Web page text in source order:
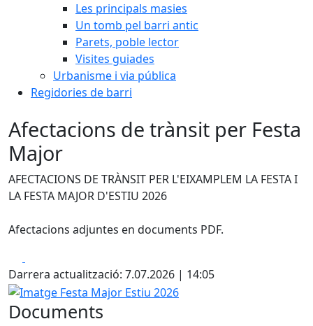
Les principals masies
Un tomb pel barri antic
Parets, poble lector
Visites guiades
Urbanisme i via pública
Regidories de barri
Afectacions de trànsit per Festa
Major
AFECTACIONS DE TRÀNSIT PER L'EIXAMPLEM LA FESTA I
LA FESTA MAJOR D'ESTIU 2026
Afectacions adjuntes en documents PDF.
Darrera actualització: 7.07.2026 | 14:05
Imatge Festa Major Estiu 2026
Documents